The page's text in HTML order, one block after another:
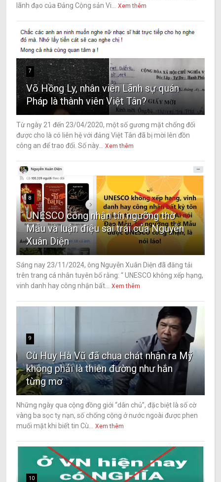
lãnh đạo của Đảng Cộng sản Vi...
Xem thêm
7
Võ Hồng Ly, nhân viên Lãnh sự quán
Pháp là thành viên Việt Tân?
Từ ngày 21 đến 23/04/2020, một số gương mặt chống đối
được cho là có liên hệ với đảng Việt Tân đã bị mời lên đồn
công an để trao đổi. Số này...
Xem thêm
8
UNESCO công nhận tín ngưỡng thờ
Mẫu và luận điệu sai trái của Nguyễn
Xuân Diện
Sáng nay 23/11/2024, ông Nguyễn Xuân Diện đã đăng tải
trên trang cá nhân tuyên bố rằng: “ UNESCO không xếp hạng,
vinh danh hay công nhận bất...
Xem thêm
9
Cù Huy Hà Vũ đã chua chát nhận ra Mỹ
không phải là thiên đường như hắn
từng mơ
Những ngày qua cộng đồng giới “dân chủ”, đặc biệt là số cờ
vàng ba sọc tỵ nạn, số chống cộng ở nước ngoài được phen
muối mặt khi biết tin Cù...
Xem thêm
10